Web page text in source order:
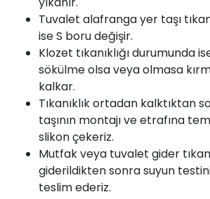
Tuvalet alafranga yer taşı
ise S boru değişir.
Klozet tıkanıklığı durumunda
sökülme olsa veya olmasa
kalkar.
Tıkanıklık ortadan kalktıktan
taşının montajı ve etrafına
slikon çekeriz.
Mutfak veya tuvalet gider
giderildikten sonra suyun
teslim ederiz.